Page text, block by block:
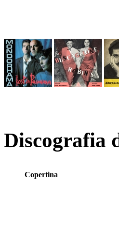
Discografia
Copertina